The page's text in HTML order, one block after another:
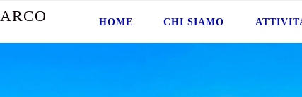
ARCO HOME CHI SIAMO